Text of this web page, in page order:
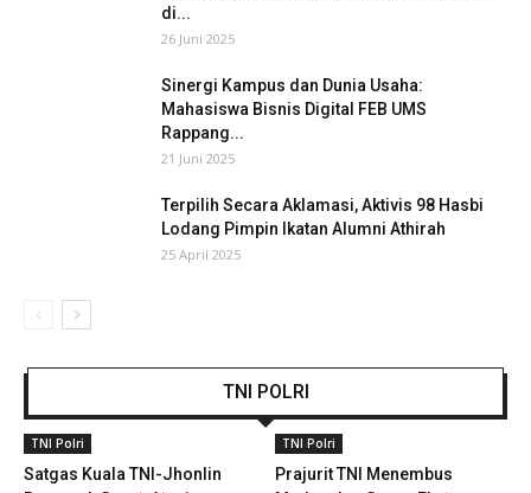
di...
26 Juni 2025
Sinergi Kampus dan Dunia Usaha:
Mahasiswa Bisnis Digital FEB UMS
Rappang...
21 Juni 2025
Terpilih Secara Aklamasi, Aktivis 98 Hasbi
Lodang Pimpin Ikatan Alumni Athirah
25 April 2025
TNI POLRI
TNI Polri
Satgas Kuala TNI-Jhonlin
TNI Polri
Prajurit TNI Menembus